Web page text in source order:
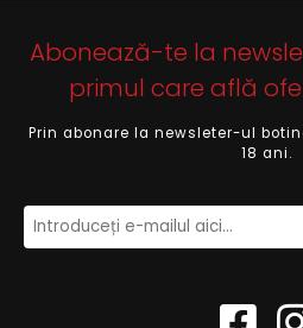
Abonează-te la
primul care află
Prin abonare la newsleter-ul
18 ani.